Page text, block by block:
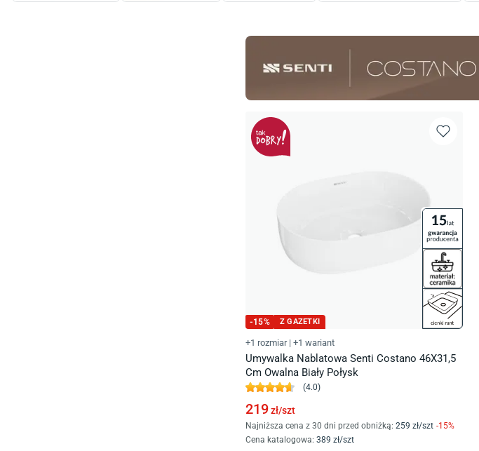
-15% Z GAZETKI
+1 rozmiar | +1 wariant
Umywalka Nablatowa Senti Costano 46X31,5
Cm Owalna Biały Połysk
(4.0)
219zł/szt
Najniższa cena z 30 dni przed obniżką: 259 zł/szt -15%
Cena katalogowa: 389 zł/szt